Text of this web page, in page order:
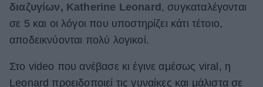
Χωρίς Ταμπέλες
Women's Forum
διαζυγίων, Katherine Leonard, συγκαταλέγονται
σε 5 και οι λόγοι που υποστηρίζει κάτι τέτοιο,
αποδεικνύονται πολύ λογικοί.
Στο video που ανέβασε κι έγινε αμέσως viral, η
Leonard προειδοποιεί τις γυναίκες και μάλιστα σε